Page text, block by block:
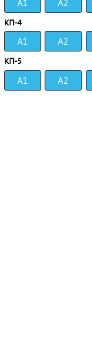
А1 А2
КП-4
А1 А2
КП-5
А1 А2